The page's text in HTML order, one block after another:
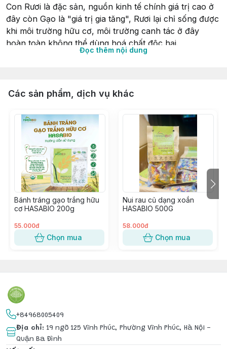
Con Rươi là đặc sản, nguồn kinh tế chính giá trị cao ở
đây còn Gạo là "giá trị gia tăng", Rươi lại chỉ sống được
khi môi trường hữu cơ, môi trường canh tác ở đây
hoàn toàn không thể dùng hoá chất độc hại.
loại gạo nào cũng thơm ngon. Môi trường để nuôi rươi
được những giống gạo cho chất lượng cao.
Đủ loại lựa chọn cho cả nhà: Từ gạo xát dối (vừa dẻo
vừa dễ ăn), gạo lứt (dinh dưỡng, tốt cho sức khỏe), đến
gạo nếp (cho các món xôi, chè).
Gạo lứt đều nên ngâm 1-2 tiếng trước khi ăn. Thời gian
ngâm này sẽ giúp gạo dễ hấp thu hơn, ngon hơn, dễ
ăn hơn ạ.
Đọc thêm nội dung
Các sản phẩm, dịch vụ khác
Bánh tráng gạo trắng hữu
cơ HASABIO 200g
55.000đ
Chọn mua
Nui rau củ dạng xoắn
HASABIO 500G
58.000đ
Chọn mua
+84968005409
Địa chỉ: 19 ngõ 125 Vĩnh Phúc, Phường Vĩnh Phúc, Hà Nội -
Quận Ba Đình